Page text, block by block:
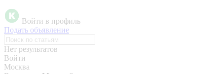
Войти в профиль
Подать объявление
Нет результатов
Войти
Москва